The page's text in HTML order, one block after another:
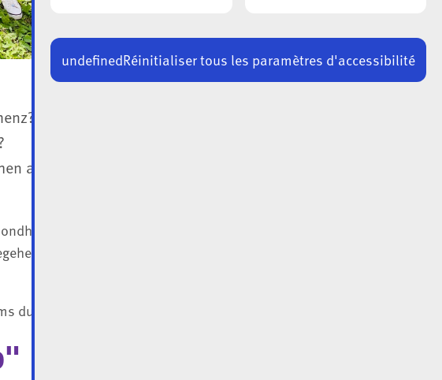
an den Terrain „live”
a Fleegesecteur den
« Beim Goldknapp » 8,
du dëse Formulaire ausfëlls.
undefinedRéinitialiser tous les paramètres d'accessibilité